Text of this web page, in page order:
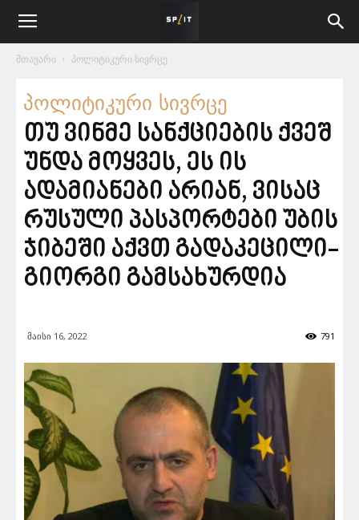
მთავარი პოლიტიკური სივრცე
პოლიტიკური სივრცე
თუ ვინმე სანქციების ქვეშ
უნდა მოყვეს, ეს ის
ადამიანები არიან, ვისაც
რუსული პასპორტები უბის
ჯიბეში აქვთ გადაკეცილი-
გიორგი გამსახურდია
მაისი 16, 2022 791